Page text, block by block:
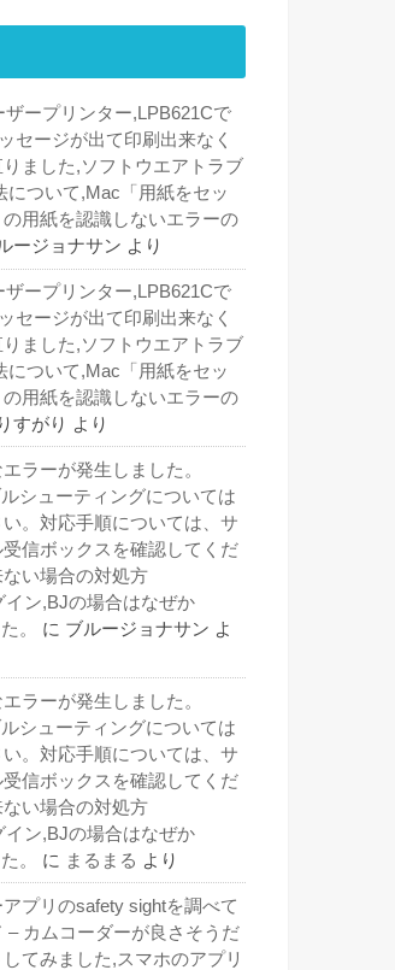
ープリンター,LPB621Cで
セージが出て印刷出来なく
ました,ソフトウエアトラブ
について,Mac「用紙をセッ
の用紙を認識しないエラーの
ージョナサン より
ープリンター,LPB621Cで
セージが出て印刷出来なく
ました,ソフトウエアトラブ
について,Mac「用紙をセッ
の用紙を認識しないエラーの
すがり より
ラーが発生しました。
シューティングについては
。対応手順については、サ
信ボックスを確認してくだ
い場合の対処方
ン,BJの場合はなぜか
。
に ブルージョナサン よ
ラーが発生しました。
シューティングについては
。対応手順については、サ
信ボックスを確認してくだ
い場合の対処方
ン,BJの場合はなぜか
。
に まるまる より
プリのsafety sightを調べて
– カムコーダーが良さそうだ
てみました,スマホのアプリ